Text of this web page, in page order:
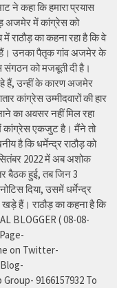
ने कहा कि हमारा प्रयास
अजमेर में कांग्रेस को
का कहना रहा है कि वे
हैं। उनका पैतृक गांव अजमेर के
संगठन को मजबूती दी है।
हैं, उन्हीं के कारण अजमेर
कांग्रेस उम्मीदवारों की हार
का अवसर नहीं मिल रहा
कांग्रेस एकजुट है। मैंने तो
है कि धर्मेन्द्र राठौड़ को
2022 में अब अशोक
बैठक हुई, तब जिन 3
दिया, उसमें धर्मेन्द्र
हैं। राठौड़ का कहना है कि
BLOGGER ( 08-08-
on Twitter-
9166157932 To